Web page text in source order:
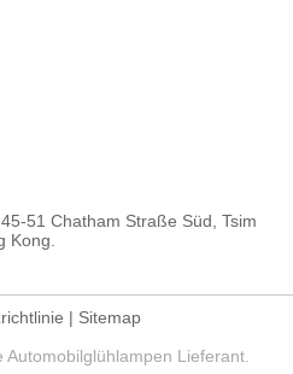
51 Chatham Straße Süd, Tsim
Kong.
| Sitemap
Lieferant.